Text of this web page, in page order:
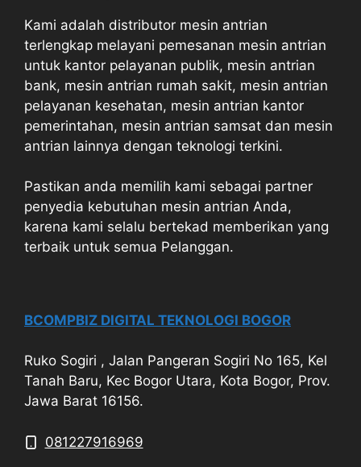
Kami adalah distributor mesin antrian
terlengkap melayani pemesanan mesin antrian
untuk kantor pelayanan publik, mesin antrian
bank, mesin antrian rumah sakit, mesin antrian
pelayanan kesehatan, mesin antrian kantor
pemerintahan, mesin antrian samsat dan mesin
antrian lainnya dengan teknologi terkini.
Pastikan anda memilih kami sebagai partner
penyedia kebutuhan mesin antrian Anda,
karena kami selalu bertekad memberikan yang
terbaik untuk semua Pelanggan.
BCOMPBIZ DIGITAL TEKNOLOGI BOGOR
Ruko Sogiri , Jalan Pangeran Sogiri No 165, Kel
Tanah Baru, Kec Bogor Utara, Kota Bogor, Prov.
Jawa Barat 16156.
081227916969